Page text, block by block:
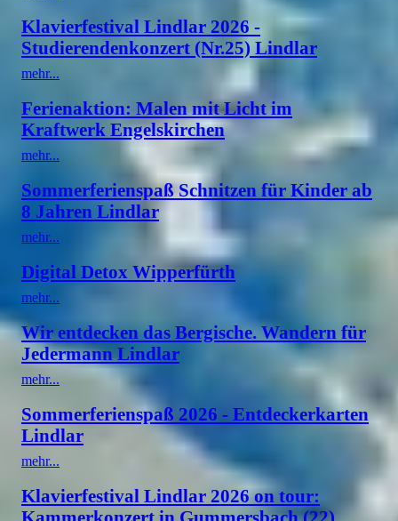
Klavierfestival Lindlar 2026 -
Studierendenkonzert (Nr.25) Lindlar
mehr...
Ferienaktion: Malen mit Licht im
Kraftwerk Engelskirchen
mehr...
Sommerferienspaß Schnitzen für Kinder ab
8 Jahren Lindlar
mehr...
Digital Detox Wipperfürth
mehr...
Wir entdecken das Bergische. Wandern für
Jedermann Lindlar
mehr...
Sommerferienspaß 2026 - Entdeckerkarten
Lindlar
mehr...
Klavierfestival Lindlar 2026 on tour:
Kammerkonzert in Gummersbach (22)